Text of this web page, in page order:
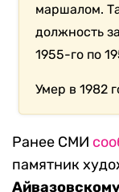
маршалом.
должность
1955-го по
Умер в 1982
Ранее СМИ
памятник